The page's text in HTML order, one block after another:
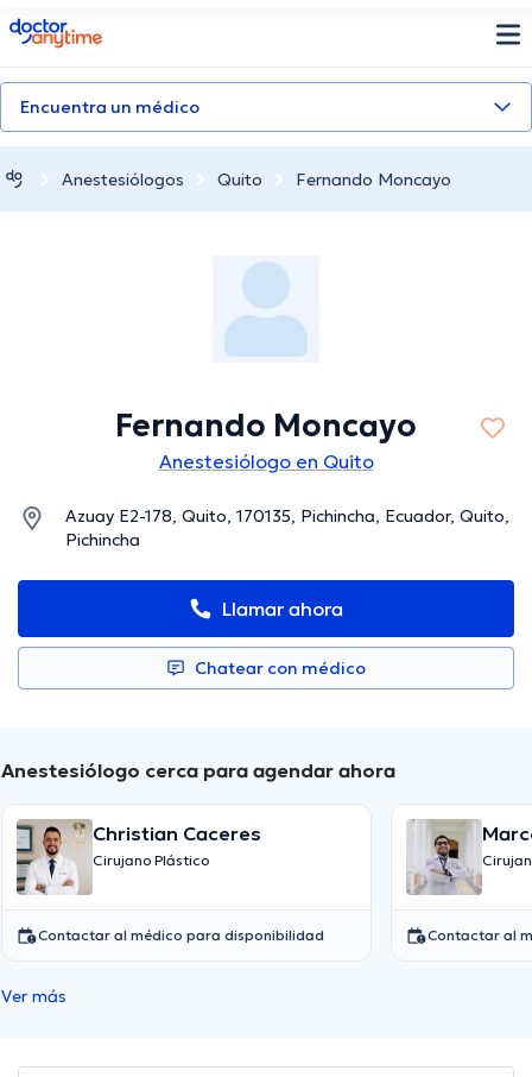
doctoranytime
Encuentra un médico
Anestesiólogos Quito Fernando Moncayo
Fernando Moncayo
Anestesiólogo en Quito
Azuay E2-178, Quito, 170135, Pichincha, Ecuador, Quito,
Pichincha
Llamar ahora
Chatear con médico
Anestesiólogo cerca para agendar ahora
Christian Caceres
Cirujano Plástico
Contactar al médico para disponibilidad Contactar al
Ver más